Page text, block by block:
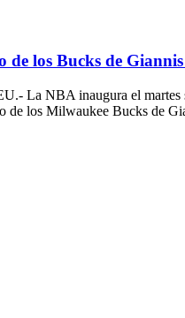
los Bucks de
La NBA inaugura el martes
de los Milwaukee Bucks de